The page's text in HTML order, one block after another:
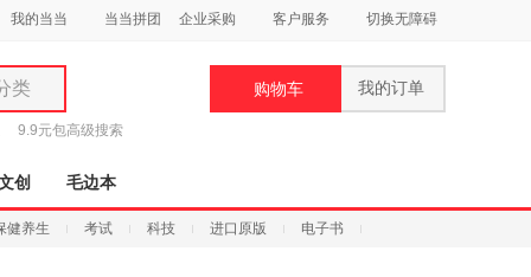
我的当当 当当拼团 企业采购 客户服务 切换无障碍
类
9.9元包高级搜索
购物车 我的订单
创 毛边本
健养生 考试 科技 进口原版 电子书